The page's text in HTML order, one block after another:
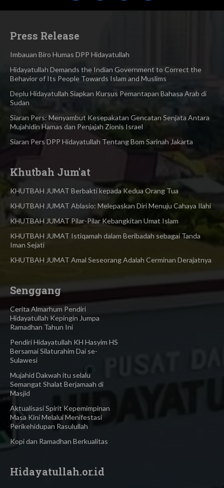
Press Release
Imbauan Biro Humas DPP Hidayatullah
Hidayatullah Demands the Indian Government to Correct the
Behavior of Its People Towards Islam and Muslims
Deplu Hidayatullah Siapkan Kursus Pemantapan Bahasa Arab di
Sudan
Siaran Pers: Menyambut Kesepakatan Gencatan Senjata Antara
Mujahidin Hamas dan Penjajah Zionis Israel
Siaran Pers DPP Hidayatullah Tentang Bom Sarinah Jakarta
Khutbah Jum'at
KHUTBAH JUMAT Berbakti kepada Kedua Orang Tua
KHUTBAH JUMAT Ablasio: Melepaskan Diri Menuju Cahaya Ilahi
KHUTBAH JUMAT Pilar-Pilar Kebangkitan Umat Islam
KHUTBAH JUMAT Istiqamah dalam Beribadah sebagai Tanda
Iman Sejati
KHUTBAH JUMAT Amal Seseorang Adalah Cerminan Derajatnya
Senggang
Cerita Almarhum Pendiri
Hidayatullah Kepingin Jumpa
Ramadhan Tahun Ini
Pendiri Hidayatullah KH Hasyim HS
Bersamai Silaturahim Dai se-
Sulawesi
Mujahid Dakwah itu selalu
Semangat Shalat Berjamaah di
Masjid
Aktualisasi Spirit Kepemimpinan
Masa Kini Melalui Menifestasi
Perikehidupan Rasulullah
Kopi dan Ramadhan Berkualitas
Hidayatullah.or.id